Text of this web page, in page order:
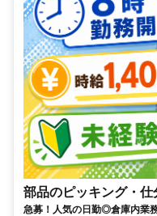
部品のピッキング・仕
急募！人気の日勤◎倉庫内業